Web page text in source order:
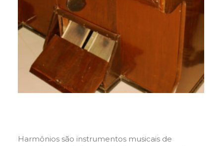
Harmônios são instrumentos musicais de